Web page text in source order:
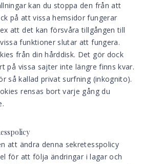
kan du stoppa den från att
på att vissa hemsidor fungerar
att det kan försvåra tillgången till
funktioner slutar att fungera.
från din hårddisk. Det gör dock
på vissa sajter inte längre finns kvar.
så kallad privat surfning (inkognito).
rensas bort varje gång du
att ändra denna sekretesspolicy
för att följa ändringar i lagar och